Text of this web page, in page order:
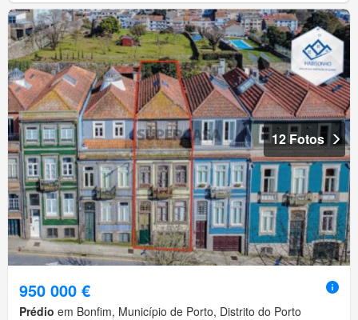
12 Fotos
950 000 €
Prédio em Bonfim, Município de Porto, Distrito do Porto